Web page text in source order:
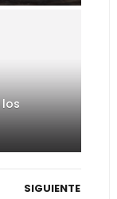
los
SIGUIENTE